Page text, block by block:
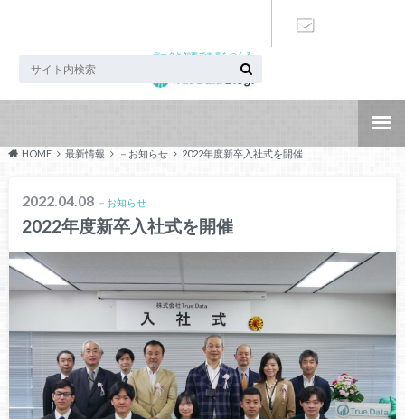
データと知恵で未来をつくる
HOME 最新情報 －お知らせ 2022年度新卒入社式を開催
2022.04.08 －お知らせ
2022年度新卒入社式を開催